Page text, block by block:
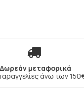
Δωρεάν μεταφορικά
άνω των